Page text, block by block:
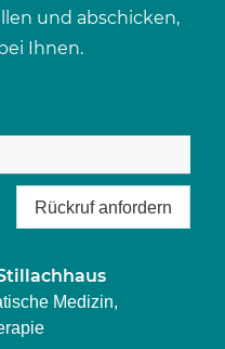
und abschicken,
Ihnen.
Rückruf anfordern
Medizin,